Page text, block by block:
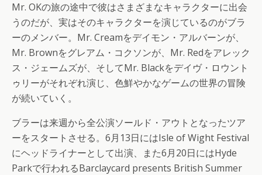
Mr. OKの旅の途中で彼はさまざまなキャラクターに出会
うのだが、実はそのキャラクターを演じているのがブラ
ーのメンバー。Mr. Creamをデイモン・アルバーンが、
Mr. Brownをグレアム・コクソンが、Mr. Redをアレック
ス・ジェームズが、そしてMr. Blackをデイヴ・ロウント
ゥリーがそれぞれ演じ、色鮮やかなゲームの世界の冒険
が続いていく。
ブラーは来週から全公演ソールド・アウトとなったツア
ーをスタートさせる。6月13日にはIsle of Wight Festival
にヘッドライナーとして出演、また6月20日にはHyde
Parkで行われるBarclaycard presents British Summer